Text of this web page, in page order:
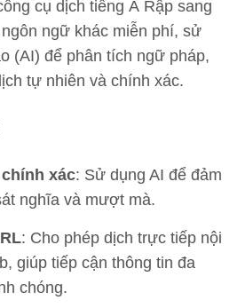
cụ dịch tiếng Ả Rập sang
ngữ khác miễn phí, sử
(AI) để phân tích ngữ pháp,
tự nhiên và chính xác.
xác: Sử dụng AI để đảm
nghĩa và mượt mà.
: Cho phép dịch trực tiếp nội
giúp tiếp cận thông tin đa
chóng.